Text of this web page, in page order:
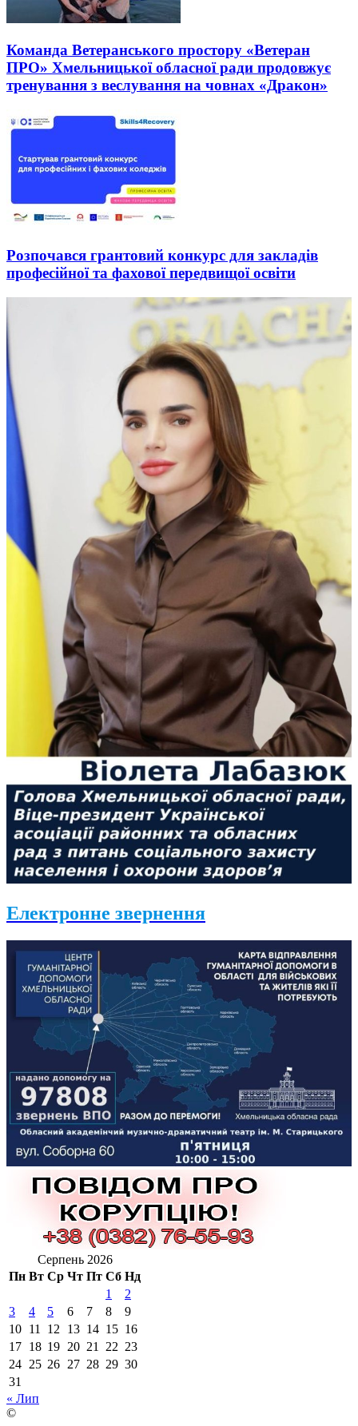
Команда Ветеранського простору «Ветеран
ПРО» Хмельницької обласної ради продовжує
тренування з веслування на човнах «Дракон»
Розпочався грантовий конкурс для закладів
професійної та фахової передвищої освіти
Електронне звернення
Серпень 2026
Пн Вт Ср Чт Пт Сб Нд
1
2
3
4 5 6 7 8
9
10 11 12 13 14 15 16
17 18 19 20 21 22 23
24 25 26 27 28 29 30
31
« Лип
©